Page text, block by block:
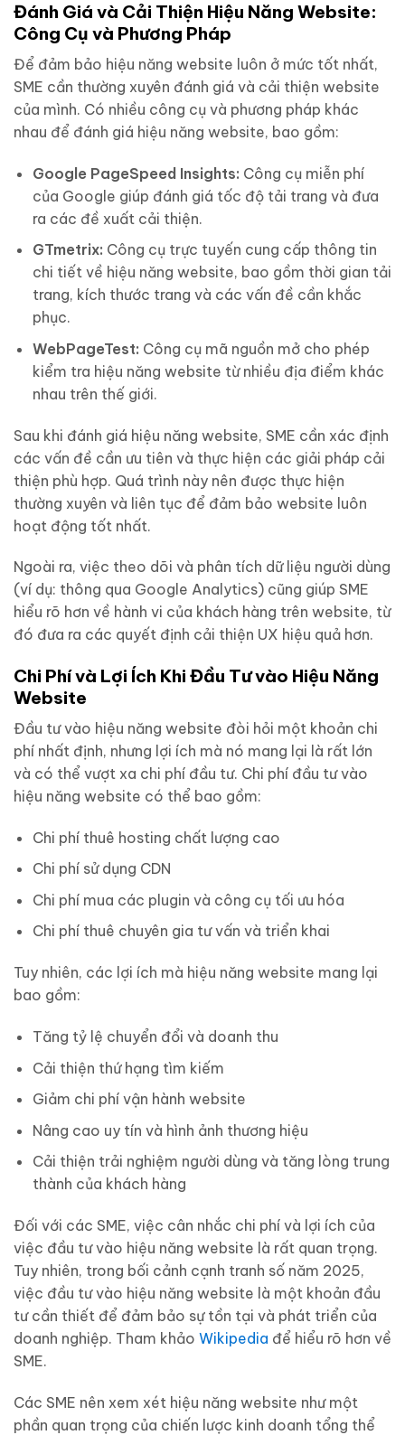
Đánh Giá và Cải Thiện Hiệu Năng Website:
Công Cụ và Phương Pháp
Để đảm bảo hiệu năng website luôn ở mức tốt nhất,
SME cần thường xuyên đánh giá và cải thiện website
của mình. Có nhiều công cụ và phương pháp khác
nhau để đánh giá hiệu năng website, bao gồm:
Google PageSpeed Insights: Công cụ miễn phí
của Google giúp đánh giá tốc độ tải trang và đưa
ra các đề xuất cải thiện.
GTmetrix: Công cụ trực tuyến cung cấp thông tin
chi tiết về hiệu năng website, bao gồm thời gian tải
trang, kích thước trang và các vấn đề cần khắc
phục.
WebPageTest: Công cụ mã nguồn mở cho phép
kiểm tra hiệu năng website từ nhiều địa điểm khác
nhau trên thế giới.
Sau khi đánh giá hiệu năng website, SME cần xác định
các vấn đề cần ưu tiên và thực hiện các giải pháp cải
thiện phù hợp. Quá trình này nên được thực hiện
thường xuyên và liên tục để đảm bảo website luôn
hoạt động tốt nhất.
Ngoài ra, việc theo dõi và phân tích dữ liệu người dùng
(ví dụ: thông qua Google Analytics) cũng giúp SME
hiểu rõ hơn về hành vi của khách hàng trên website, từ
đó đưa ra các quyết định cải thiện UX hiệu quả hơn.
Chi Phí và Lợi Ích Khi Đầu Tư vào Hiệu Năng
Website
Đầu tư vào hiệu năng website đòi hỏi một khoản chi
phí nhất định, nhưng lợi ích mà nó mang lại là rất lớn
và có thể vượt xa chi phí đầu tư. Chi phí đầu tư vào
hiệu năng website có thể bao gồm:
Chi phí thuê hosting chất lượng cao
Chi phí sử dụng CDN
Chi phí mua các plugin và công cụ tối ưu hóa
Chi phí thuê chuyên gia tư vấn và triển khai
Tuy nhiên, các lợi ích mà hiệu năng website mang lại
bao gồm:
Tăng tỷ lệ chuyển đổi và doanh thu
Cải thiện thứ hạng tìm kiếm
Giảm chi phí vận hành website
Nâng cao uy tín và hình ảnh thương hiệu
Cải thiện trải nghiệm người dùng và tăng lòng trung
thành của khách hàng
Đối với các SME, việc cân nhắc chi phí và lợi ích của
việc đầu tư vào hiệu năng website là rất quan trọng.
Tuy nhiên, trong bối cảnh cạnh tranh số năm 2025,
việc đầu tư vào hiệu năng website là một khoản đầu
tư cần thiết để đảm bảo sự tồn tại và phát triển của
doanh nghiệp. Tham khảo Wikipedia để hiểu rõ hơn về
SME.
Các SME nên xem xét hiệu năng website như một
phần quan trọng của chiến lược kinh doanh tổng thể